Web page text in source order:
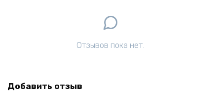
Отзывов пока нет.
Добавить отзыв